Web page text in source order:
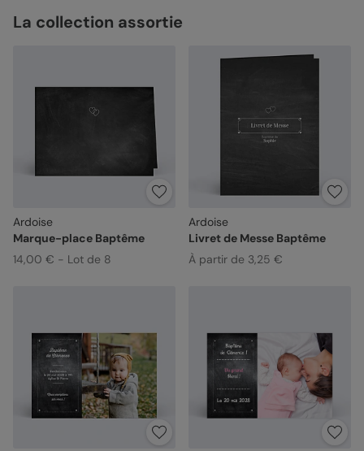
La collection assortie
Ardoise
Marque-place Baptême
14,00 € - Lot de 8
Ardoise
Livret de Messe Baptême
À partir de 3,25 €